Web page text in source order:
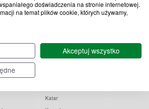
doświadczenia na stronie internetowej.
na temat plików cookie, których używamy,
Akceptuj wszystko
zapytania Przeziębienie i grypa
Katar